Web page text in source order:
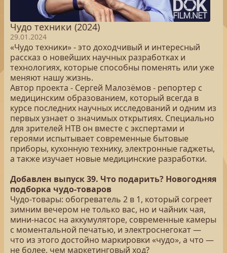
Чудо техники (2024)
29.01.2024
«Чудо техники» - это доходчивый и интересный
рассказ о новейших научных разработках и
технологиях, которые способны поменять или уже
меняют нашу жизнь.
Автор проекта - Сергей Малозёмов - репортер с
медицинским образованием, который всегда в
курсе последних научных исследований и одним из
первых узнает о значимых открытиях. Специально
для зрителей НТВ он вместе с экспертами и
героями испытывает современные бытовые
приборы, кухонную технику, электронные гаджеты,
а также изучает новые медицинские разработки.
Добавлен выпуск 39. Что подарить? Новогодняя
подборка чудо-товаров
Чудо-товары: обогреватель 2 в 1, который согреет
зимним вечером не только вас, но и чайник чая,
мини-насос на аккумуляторе, современные камеры
с моментальной печатью, и электроснегокат —
что из этого достойно маркировки «чудо», а что —
не более, чем маркетинговый ход?